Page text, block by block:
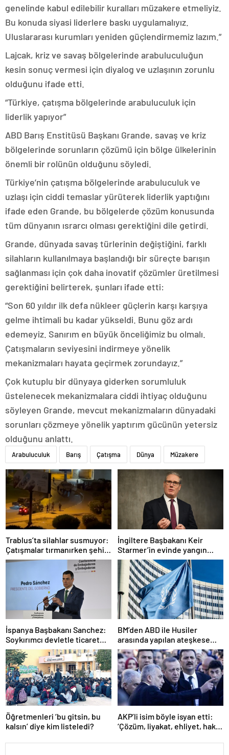
genelinde kabul edilebilir kuralları müzakere etmeliyiz.
Bu konuda siyasi liderlere baskı uygulamalıyız.
Uluslararası kurumları yeniden güçlendirmemiz lazım.”
Lajcak, kriz ve savaş bölgelerinde arabuluculuğun
kesin sonuç vermesi için diyalog ve uzlaşının zorunlu
olduğunu ifade etti.
“Türkiye, çatışma bölgelerinde arabuluculuk için
liderlik yapıyor”
ABD Barış Enstitüsü Başkanı Grande, savaş ve kriz
bölgelerinde sorunların çözümü için bölge ülkelerinin
önemli bir rolünün olduğunu söyledi.
Türkiye’nin çatışma bölgelerinde arabuluculuk ve
uzlaşı için ciddi temaslar yürüterek liderlik yaptığını
ifade eden Grande, bu bölgelerde çözüm konusunda
tüm dünyanın ısrarcı olması gerektiğini dile getirdi.
Grande, dünyada savaş türlerinin değiştiğini, farklı
silahların kullanılmaya başlandığı bir süreçte barışın
sağlanması için çok daha inovatif çözümler üretilmesi
gerektiğini belirterek, şunları ifade etti:
“Son 60 yıldır ilk defa nükleer güçlerin karşı karşıya
gelme ihtimali bu kadar yükseldi. Bunu göz ardı
edemeyiz. Sanırım en büyük önceliğimiz bu olmalı.
Çatışmaların seviyesini indirmeye yönelik
mekanizmaları hayata geçirmek zorundayız.”
Çok kutuplu bir dünyaya giderken sorumluluk
üstelenecek mekanizmalara ciddi ihtiyaç olduğunu
söyleyen Grande, mevcut mekanizmaların dünyadaki
sorunları çözmeye yönelik yaptırım gücünün yetersiz
olduğunu anlattı.
Arabuluculuk Barış Çatışma Dünya Müzakere
Trablus’ta silahlar susmuyor:
Çatışmalar tırmanırken şehir
alarmda
İngiltere Başbakanı Keir
Starmer’in evinde yangın
çıktı
İspanya Başbakanı Sanchez:
Soykırımcı devletle ticaret
yapmayız
BM’den ABD ile Husiler
arasında yapılan ateşkese
ilişkin değerlendirme
Öğretmenleri ‘bu gitsin, bu
kalsın’ diye kim listeledi?
AKP’li isim böyle isyan etti:
‘Çözüm, liyakat, ehliyet, hak,